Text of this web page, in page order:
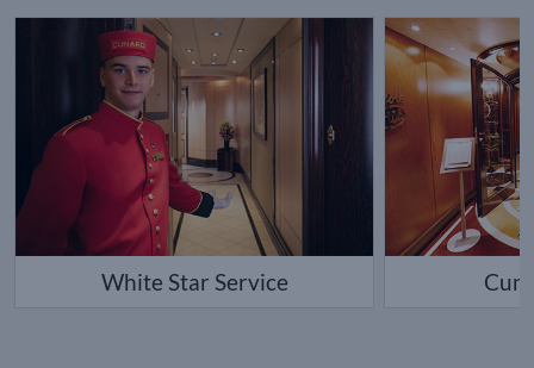
White Star Service